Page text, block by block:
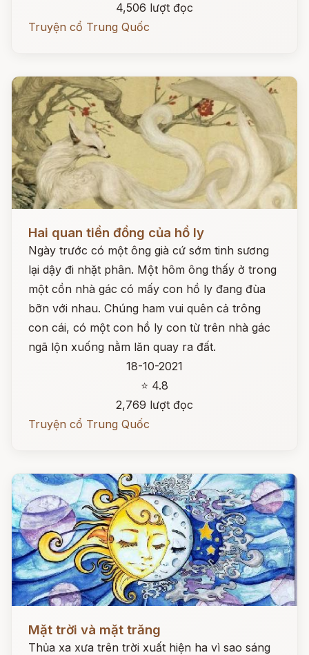
4,506 lượt đọc
Truyện cổ Trung Quốc
Hai quan tiền đồng của hồ ly
Ngày trước có một ông già cứ sớm tinh sương
lại dậy đi nhặt phân. Một hôm ông thấy ở trong
một cồn nhà gác có mấy con hồ ly đang đùa
bỡn với nhau. Chúng ham vui quên cả trông
con cái, có một con hồ ly con từ trên nhà gác
ngã lộn xuống nằm lăn quay ra đất.
18-10-2021
⭐ 4.8
2,769 lượt đọc
Truyện cổ Trung Quốc
Mặt trời và mặt trăng
Thủa xa xưa trên trời xuất hiện ha vì sao sáng